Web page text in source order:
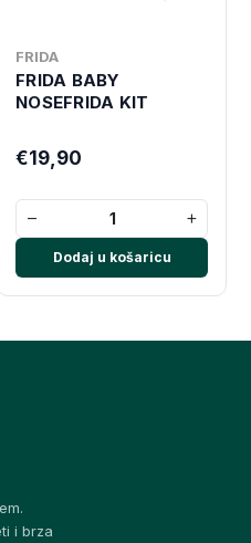
FRIDA
FRIDA BABY
NOSEFRIDA KIT
€19,90
− +
Dodaj u košaricu
i brza